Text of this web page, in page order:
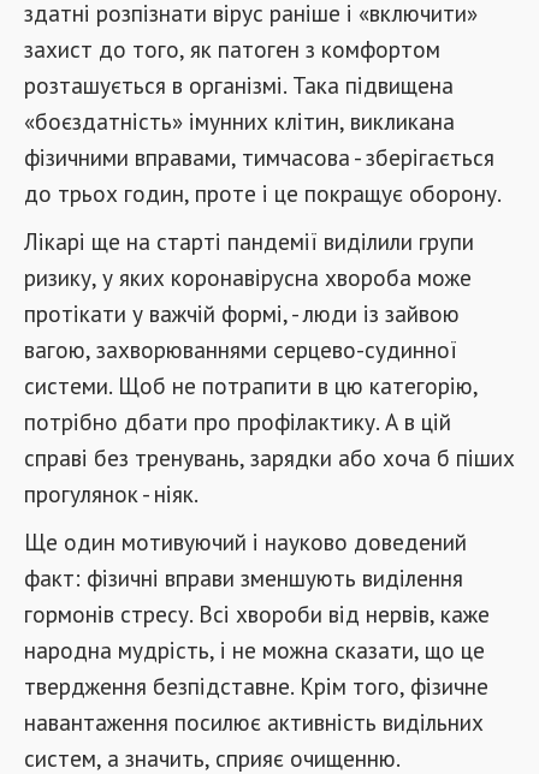
здатні розпізнати вірус раніше і «включити»
захист до того, як патоген з комфортом
розташується в організмі. Така підвищена
«боєздатність» імунних клітин, викликана
фізичними вправами, тимчасова - зберігається
до трьох годин, проте і це покращує оборону.
Лікарі ще на старті пандемії виділили групи
ризику, у яких коронавірусна хвороба може
протікати у важчій формі, - люди із зайвою
вагою, захворюваннями серцево-судинної
системи. Щоб не потрапити в цю категорію,
потрібно дбати про профілактику. А в цій
справі без тренувань, зарядки або хоча б піших
прогулянок - ніяк.
Ще один мотивуючий і науково доведений
факт: фізичні вправи зменшують виділення
гормонів стресу. Всі хвороби від нервів, каже
народна мудрість, і не можна сказати, що це
твердження безпідставне. Крім того, фізичне
навантаження посилює активність видільних
систем, а значить, сприяє очищенню.